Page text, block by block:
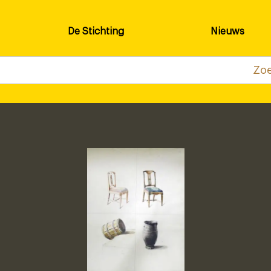
De Stichting Nieuws